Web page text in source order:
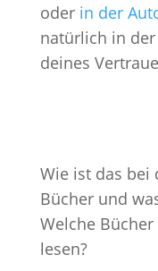
oder in der
natürlich in
deines
Wie ist das bei
Bücher und
Welche
lesen?